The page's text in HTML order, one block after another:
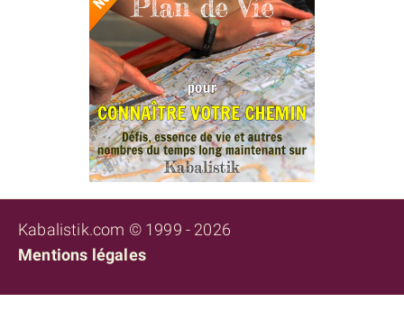
Kabalistik.com © 1999 - 2026
Mentions légales